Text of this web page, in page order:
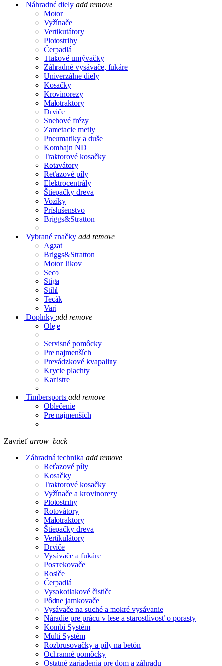
Náhradné diely add remove
Motor
Vyžínače
Vertikutátory
Plotostrihy
Čerpadlá
Tlakové umývačky
Záhradné vysávače, fukáre
Univerzálne diely
Kosačky
Krovinorezy
Malotraktory
Drviče
Snehové frézy
Zametacie metly
Pneumatiky a duše
Kombajn ND
Traktorové kosačky
Rotavátory
Reťazové píly
Elektrocentrály
Štiepačky dreva
Vozíky
Príslušenstvo
Briggs&Stratton
Vybrané značky add remove
Agzat
Briggs&Stratton
Motor Jikov
Seco
Stiga
Stihl
Tecák
Vari
Doplnky add remove
Oleje
Servisné pomôcky
Pre najmenších
Prevádzkové kvapaliny
Krycie plachty
Kanistre
Timbersports add remove
Oblečenie
Pre najmenších
Zavrieť arrow_back
Záhradná technika add remove
Reťazové píly
Kosačky
Traktorové kosačky
Vyžínače a krovinorezy
Plotostrihy
Rotovátory
Malotraktory
Štiepačky dreva
Vertikulátory
Drviče
Vysávače a fukáre
Postrekovače
Rosiče
Čerpadlá
Vysokotlakové čističe
Pôdne jamkovače
Vysávače na suché a mokré vysávanie
Náradie pre prácu v lese a starostlivosť o porasty
Kombi Systém
Multi Systém
Rozbrusovačky a píly na betón
Ochranné pomôcky
Ostatné zariadenia pre dom a záhradu